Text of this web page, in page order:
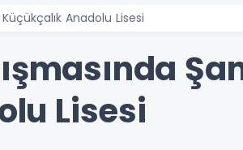
Anadolu Lisesi
Lisesi